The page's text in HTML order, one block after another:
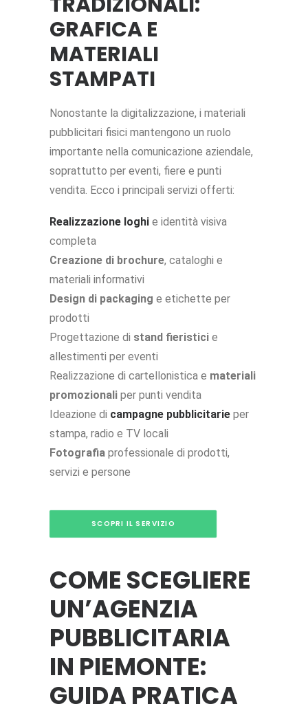
GRAFICA E
MATERIALI
STAMPATI
Nonostante la digitalizzazione, i materiali
pubblicitari fisici mantengono un ruolo
importante nella comunicazione aziendale,
soprattutto per eventi, fiere e punti
vendita. Ecco i principali servizi offerti:
Realizzazione loghi e identità visiva
completa
Creazione di brochure, cataloghi e
materiali informativi
Design di packaging e etichette per
prodotti
Progettazione di stand fieristici e
allestimenti per eventi
Realizzazione di cartellonistica e materiali
promozionali per punti vendita
Ideazione di campagne pubblicitarie per
stampa, radio e TV locali
Fotografia professionale di prodotti,
servizi e persone
SCOPRI IL SERVIZIO
COME SCEGLIERE
UN’AGENZIA
PUBBLICITARIA
IN PIEMONTE:
GUIDA PRATICA